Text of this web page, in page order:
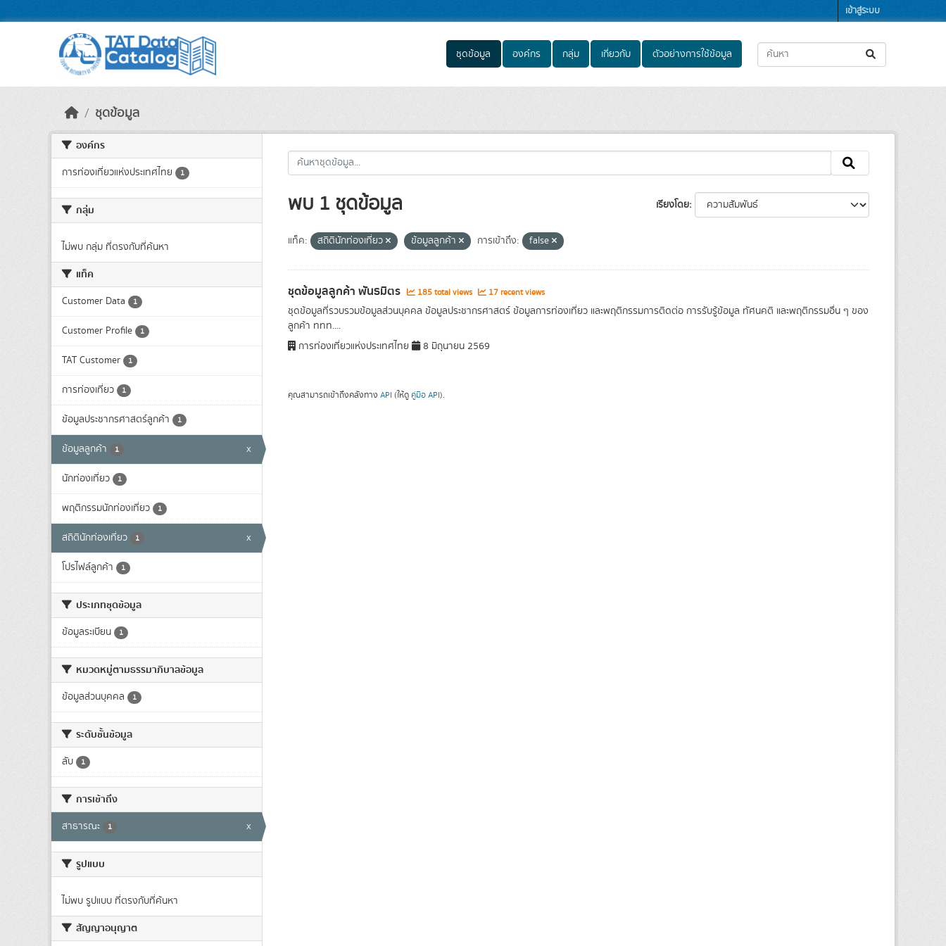
เข้าสู่ระบบ
ชุดข้อมูล องค์กร กลุ่ม เกี่ยวกับ ตัวอย่างการใช้ข้อมูล
ชุดข้อมูล
องค์กร
การท่องเที่ยวแห่งประเทศไทย 1
กลุ่ม
ไม่พบ กลุ่ม ที่ตรงกับที่ค้นหา
แท็ค
Customer Data 1
Customer Profile 1
TAT Customer 1
การท่องเที่ยว 1
ข้อมูลประชากรศาสตร์ลูกค้า 1
ข้อมูลลูกค้า 1 x
นักท่องเที่ยว 1
พฤติกรรมนักท่องเที่ยว 1
สถิตินักท่องเที่ยว 1 x
โปรไฟล์ลูกค้า 1
ประเภทชุดข้อมูล
ข้อมูลระเบียน 1
หมวดหมู่ตามธรรมาภิบาลข้อมูล
ข้อมูลส่วนบุคคล 1
ระดับชั้นข้อมูล
ลับ 1
การเข้าถึง
สาธารณะ 1 x
รูปแบบ
ไม่พบ รูปแบบ ที่ตรงกับที่ค้นหา
สัญญาอนุญาต
เรียงโดย
พบ 1 ชุดข้อมูล
แท็ค: สถิตินักท่องเที่ยว ข้อมูลลูกค้า การเข้าถึง: false
ชุดข้อมูลลูกค้า พันธมิตร 185 total views 17 recent views
ชุดข้อมูลที่รวบรวมข้อมูลส่วนบุคคล ข้อมูลประชากรศาสตร์ ข้อมูลการท่องเที่ยว และพฤติกรรมการติดต่อ การรับรู้ข้อมูล ทัศนคติ และพฤติกรรมอื่น ๆ ของ
ลูกค้า ททท....
การท่องเที่ยวแห่งประเทศไทย
8 มิถุนายน 2569
คุณสามารถเข้าถึงคลังทาง API (ให้ดู คู่มือ API).